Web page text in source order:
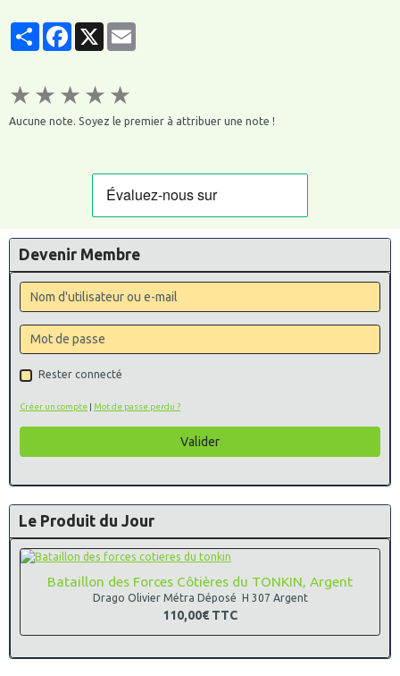
PartagerFacebook
★ ★ ★ ★ ★
Aucune note. Soyez le premier à attribuer une note !
Devenir Membre
Rester connecté
Créer un compte | Mot de passe perdu ?
Valider
Le Produit du Jour
Bataillon des Forces Côtières du TONKIN, Argent
Drago Olivier Métra Déposé H 307 Argent
110,00€ TTC